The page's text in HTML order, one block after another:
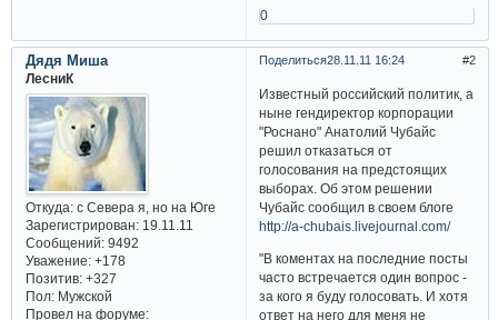
0
Поделиться 2
28.11.11 16:24
Дядя Миша
ЛесниК
Откуда:с Севера я, но на Юге
Зарегистрирован: 19.11.11
Сообщений:9492
Уважение: +178
Позитив: +327
Пол:Мужской
Провел на форуме:
Известный российский политик, а
ныне гендиректор корпорации
"Роснано" Анатолий Чубайс
решил отказаться от
голосования на предстоящих
выборах. Об этом решении
Чубайс сообщил в своем блоге
http://a-chubais.livejournal.com/
"В коментах на последние посты
часто встречается один вопрос -
за кого я буду голосовать. И хотя
ответ на него для меня не